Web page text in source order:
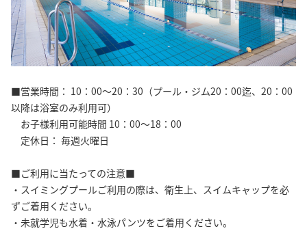
■営業時間： 10：00～20：30（プール・ジム20：00迄、20：00
以降は浴室のみ利用可）
お子様利用可能時間 10：00～18：00
定休日： 毎週火曜日
■ご利用に当たっての注意■
・スイミングプールご利用の際は、衛生上、スイムキャップを必
ずご着用ください。
・未就学児も水着・水泳パンツをご着用ください。